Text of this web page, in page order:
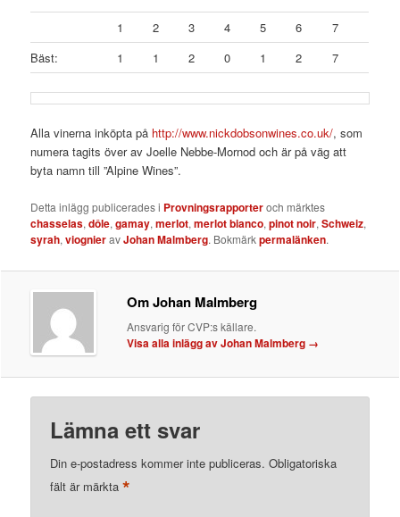
1 2 3 4 5 6
7
Bäst:
1 1 2 0 1 2 7
Alla vinerna inköpta på http://www.nickdobsonwines.co.uk/, som
numera tagits över av Joelle Nebbe-Mornod och är på väg att
byta namn till ”Alpine Wines”.
Detta inlägg publicerades i Provningsrapporteroch märktes
chasselas,dôle,gamay,merlot,merlot bianco,pinot noir,Schweiz,
syrah,viognieravJohan Malmberg. Bokmärkpermalänken.
Om Johan Malmberg
Ansvarig för CVP:s källare.
Visa alla inlägg av Johan Malmberg →
Lämna ett svar
Din e-postadress kommer inte publiceras. Obligatoriska
fält är märkta*